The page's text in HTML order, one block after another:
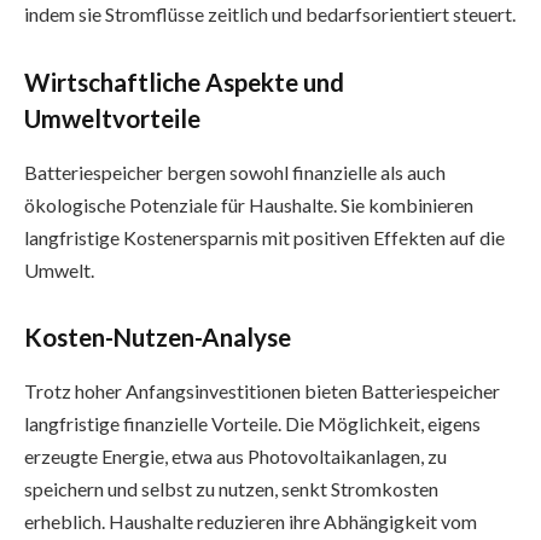
indem sie Stromflüsse zeitlich und bedarfsorientiert steuert.
Wirtschaftliche Aspekte und
Umweltvorteile
Batteriespeicher bergen sowohl finanzielle als auch
ökologische Potenziale für Haushalte. Sie kombinieren
langfristige Kostenersparnis mit positiven Effekten auf die
Umwelt.
Kosten-Nutzen-Analyse
Trotz hoher Anfangsinvestitionen bieten Batteriespeicher
langfristige finanzielle Vorteile. Die Möglichkeit, eigens
erzeugte Energie, etwa aus Photovoltaikanlagen, zu
speichern und selbst zu nutzen, senkt Stromkosten
erheblich. Haushalte reduzieren ihre Abhängigkeit vom